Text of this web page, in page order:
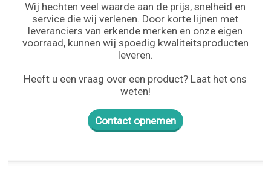
Wij hechten veel waarde aan de prijs, snelheid en
service die wij verlenen. Door korte lijnen met
leveranciers van erkende merken en onze eigen
voorraad, kunnen wij spoedig kwaliteitsproducten
leveren.
Heeft u een vraag over een product? Laat het ons
weten!